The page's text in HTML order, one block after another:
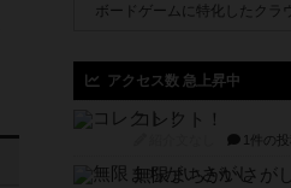
ボードゲームに特化したクラ
アクセス数 急上昇中
コレクト！
1件の投
無限まちがいさがし